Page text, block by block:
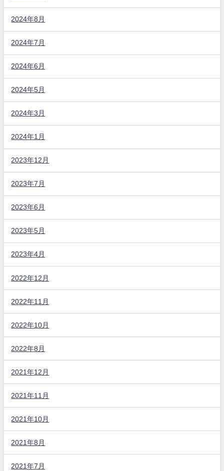
2024年8月
2024年7月
2024年6月
2024年5月
2024年3月
2024年1月
2023年12月
2023年7月
2023年6月
2023年5月
2023年4月
2022年12月
2022年11月
2022年10月
2022年8月
2021年12月
2021年11月
2021年10月
2021年8月
2021年7月